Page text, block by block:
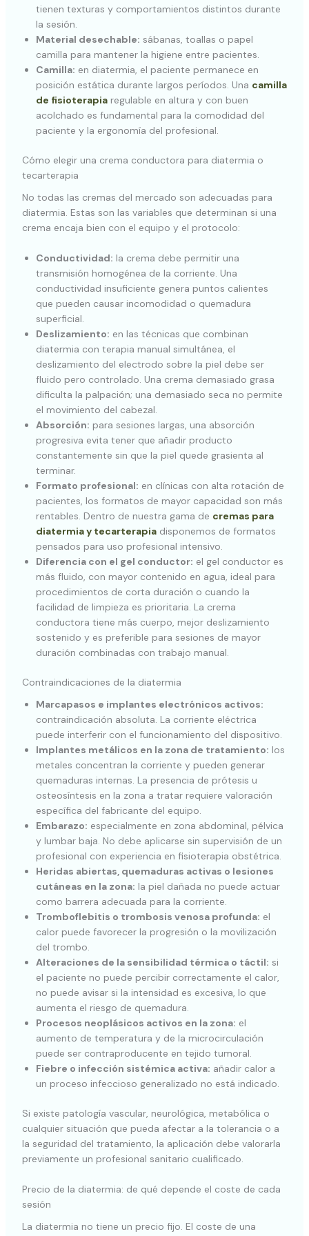
tienen texturas y comportamientos distintos durante
la sesión.
Material desechable: sábanas, toallas o papel
camilla para mantener la higiene entre pacientes.
Camilla: en diatermia, el paciente permanece en
posición estática durante largos períodos. Una camilla
de fisioterapiaregulable en altura y con buen
acolchado es fundamental para la comodidad del
paciente y la ergonomía del profesional.
Cómo elegir una crema conductora para diatermia o
tecarterapia
No todas las cremas del mercado son adecuadas para
diatermia. Estas son las variables que determinan si una
crema encaja bien con el equipo y el protocolo:
Conductividad: la crema debe permitir una
transmisión homogénea de la corriente. Una
conductividad insuficiente genera puntos calientes
que pueden causar incomodidad o quemadura
superficial.
Deslizamiento: en las técnicas que combinan
diatermia con terapia manual simultánea, el
deslizamiento del electrodo sobre la piel debe ser
fluido pero controlado. Una crema demasiado grasa
dificulta la palpación; una demasiado seca no permite
el movimiento del cabezal.
Absorción: para sesiones largas, una absorción
progresiva evita tener que añadir producto
constantemente sin que la piel quede grasienta al
terminar.
Formato profesional: en clínicas con alta rotación de
pacientes, los formatos de mayor capacidad son más
rentables. Dentro de nuestra gama de cremas para
diatermia y tecarterapiadisponemos de formatos
pensados para uso profesional intensivo.
Diferencia con el gel conductor: el gel conductor es
más fluido, con mayor contenido en agua, ideal para
procedimientos de corta duración o cuando la
facilidad de limpieza es prioritaria. La crema
conductora tiene más cuerpo, mejor deslizamiento
sostenido y es preferible para sesiones de mayor
duración combinadas con trabajo manual.
Contraindicaciones de la diatermia
Marcapasos e implantes electrónicos activos:
contraindicación absoluta. La corriente eléctrica
puede interferir con el funcionamiento del dispositivo.
Implantes metálicos en la zona de tratamiento: los
metales concentran la corriente y pueden generar
quemaduras internas. La presencia de prótesis u
osteosíntesis en la zona a tratar requiere valoración
específica del fabricante del equipo.
Embarazo: especialmente en zona abdominal, pélvica
y lumbar baja. No debe aplicarse sin supervisión de un
profesional con experiencia en fisioterapia obstétrica.
Heridas abiertas, quemaduras activas o lesiones
cutáneas en la zona: la piel dañada no puede actuar
como barrera adecuada para la corriente.
Tromboflebitis o trombosis venosa profunda: el
calor puede favorecer la progresión o la movilización
del trombo.
Alteraciones de la sensibilidad térmica o táctil: si
el paciente no puede percibir correctamente el calor,
no puede avisar si la intensidad es excesiva, lo que
aumenta el riesgo de quemadura.
Procesos neoplásicos activos en la zona: el
aumento de temperatura y de la microcirculación
puede ser contraproducente en tejido tumoral.
Fiebre o infección sistémica activa: añadir calor a
un proceso infeccioso generalizado no está indicado.
Si existe patología vascular, neurológica, metabólica o
cualquier situación que pueda afectar a la tolerancia o a
la seguridad del tratamiento, la aplicación debe valorarla
previamente un profesional sanitario cualificado.
Precio de la diatermia: de qué depende el coste de cada
sesión
La diatermia no tiene un precio fijo. El coste de una